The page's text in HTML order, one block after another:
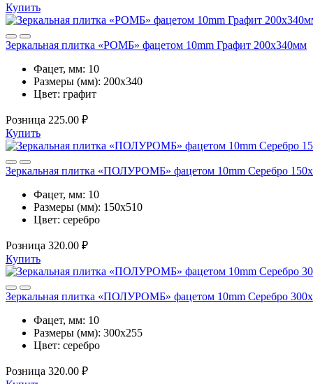
Купить
Зеркальная плитка «РОМБ» фацетом 10mm Графит 200х340мм
Фацет, мм: 10
Размеры (мм): 200х340
Цвет: графит
Розница 225.00 ₽
Купить
Зеркальная плитка «ПОЛУРОМБ» фацетом 10mm Серебро
Фацет, мм: 10
Размеры (мм): 150х510
Цвет: серебро
Розница 320.00 ₽
Купить
Зеркальная плитка «ПОЛУРОМБ» фацетом 10mm Серебро
Фацет, мм: 10
Размеры (мм): 300х255
Цвет: серебро
Розница 320.00 ₽